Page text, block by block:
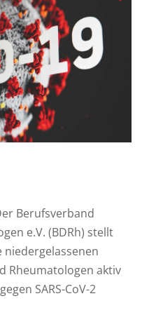
Berufsverband
e.V. (BDRh) stellt
niedergelassenen
Rheumatologen aktiv
SARS-CoV-2